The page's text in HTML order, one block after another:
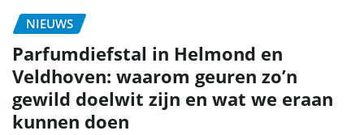
NIEUWS
Parfumdiefstal in Helmond en
Veldhoven: waarom geuren zo’n
gewild doelwit zijn en wat we eraan
kunnen doen